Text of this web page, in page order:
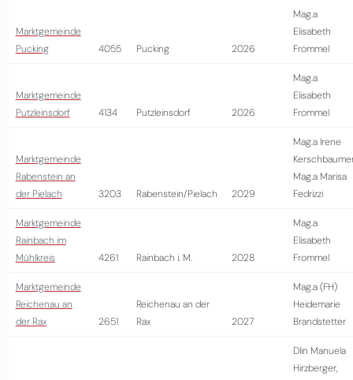
Marktgemeinde
Pucking
4055 Pucking 2026
Mag.a
Elisabeth
Frommel
Marktgemeinde
Putzleinsdorf
4134 Putzleinsdorf 2026
Mag.a
Elisabeth
Frommel
Marktgemeinde
Rabenstein an
der Pielach
3203 Rabenstein/Pielach 2029
Mag.a Irene
Mag.a Marisa
Fedrizzi
Marktgemeinde
Rainbach im
Mühlkreis
4261 Rainbach i. M. 2028
Mag.a
Elisabeth
Frommel
Marktgemeinde
Reichenau an
der Rax
2651
Reichenau an der
Rax
2027
Mag.a (FH)
Heidemarie
Brandstetter
DIin Manuela
Hirzberger,